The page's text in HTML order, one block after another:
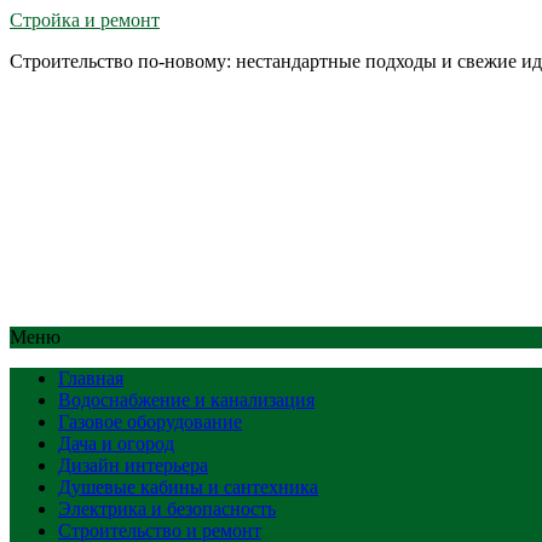
Стройка и ремонт
Строительство по-новому: нестандартные подходы и свежие
Меню
Главная
Водоснабжение и канализация
Газовое оборудование
Дача и огород
Дизайн интерьера
Душевые кабины и сантехника
Электрика и безопасность
Строительство и ремонт